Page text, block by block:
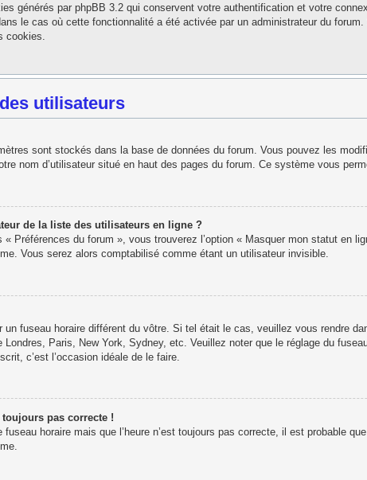
générés par phpBB 3.2 qui conservent votre authentification et votre
le cas où cette fonctionnalité a été activée par un administrateur du
cookies.
utilisateurs
sont stockés dans la base de données du forum. Vous pouvez les
nom d’utilisateur situé en haut des pages du forum. Ce système vous
de la liste des utilisateurs en ligne ?
« Préférences du forum », vous trouverez l’option « Masquer mon statut en
Vous serez alors comptabilisé comme étant un utilisateur invisible.
un fuseau horaire différent du vôtre. Si tel était le cas, veuillez vous rendre
Paris, New York, Sydney, etc. Veuillez noter que le réglage du
c’est l’occasion idéale de le faire.
toujours pas correcte !
horaire mais que l’heure n’est toujours pas correcte, il est probable